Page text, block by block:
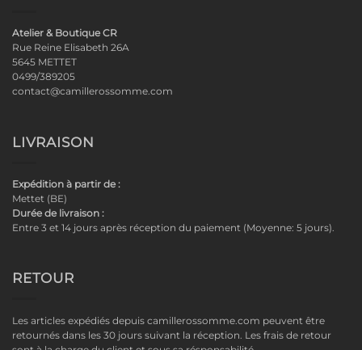
Atelier & Boutique CR
Rue Reine Elisabeth 26A
5645 METTET
0499/389205
contact@camillerossomme.com
LIVRAISON
Expédition à partir de :
Mettet (BE)
Durée de livraison :
Entre 3 et 14 jours après réception du paiement (Moyenne: 5 jours).
RETOUR
Les articles expédiés depuis camillerossomme.com peuvent être
retournés dans les 30 jours suivant la réception. Les frais de retour